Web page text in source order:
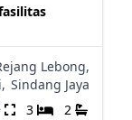
Lebong,
Sindang Jaya
3 2